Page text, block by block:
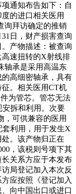
通知布告如下：自
的进口相关医用
询拜访确定的推销
日，财产损害查询
。产物描述：被查询
速扭转的X射线排
轴承是采用高温东
高细密轴承，具有
。相关医用CT机
为管芯。管芯无法
拆和利用。次要
，可供兼容的医用
利用，用于发生X
。该产物归正在
，该税则号项下其
关系方应于本发布
局登记加入本次反
应按照《登记加入
向中国出口或进口